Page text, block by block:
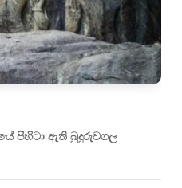
පිහිටා ඇති බුදුරුවගල